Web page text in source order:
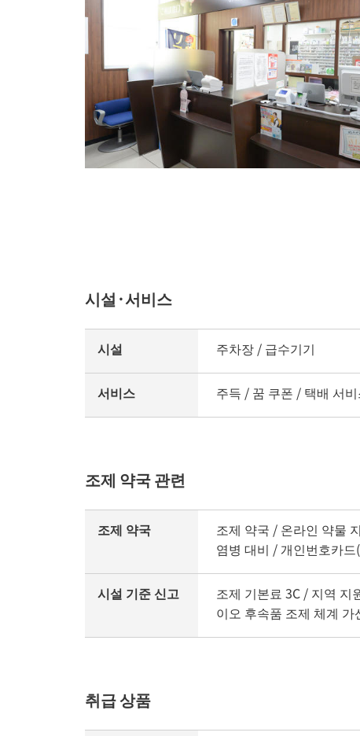
시설·서비스
시설 주차장 / 급수기기
서비스 주득 / 꿈 쿠폰 / 택배 서
조제 약국 관련
조제 약국
조제 약국 / 온라인 약물
염병 대비 / 개인번호카
시설 기준 신고
조제 기본료 3C / 지역
이오 후속품 조제 체계 가
취급 상품